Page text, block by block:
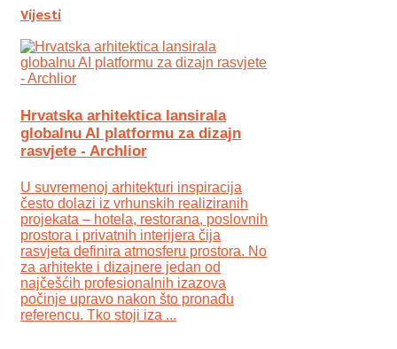
Vijesti
Hrvatska arhitektica lansirala
globalnu AI platformu za dizajn
rasvjete - Archlior
U suvremenoj arhitekturi inspiracija
često dolazi iz vrhunskih realiziranih
projekata – hotela, restorana, poslovnih
prostora i privatnih interijera čija
rasvjeta definira atmosferu prostora. No
za arhitekte i dizajnere jedan od
najčešćih profesionalnih izazova
počinje upravo nakon što pronađu
referencu. Tko stoji iza ...